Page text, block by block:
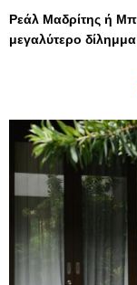
Ρεάλ Μαδρίτης ή
μεγαλύτερο